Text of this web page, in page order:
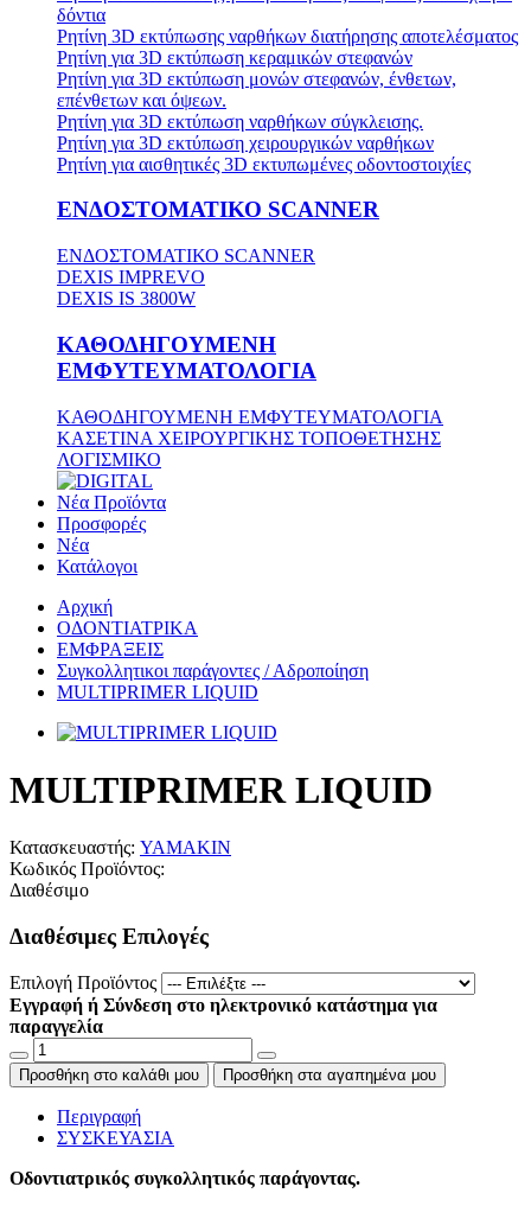
δόντια
Ρητίνη 3D εκτύπωσης ναρθήκων διατήρησης αποτελέσματος
Ρητίνη για 3D εκτύπωση κεραμικών στεφανών
Ρητίνη για 3D εκτύπωση μονών στεφανών, ένθετων,
επένθετων και όψεων.
Ρητίνη για 3D εκτύπωση ναρθήκων σύγκλεισης.
Ρητίνη για 3D εκτύπωση χειρουργικών ναρθήκων
Ρητίνη για αισθητικές 3D εκτυπωμένες οδοντοστοιχίες
ΕΝΔΟΣΤΟΜΑΤΙΚΟ SCANNER
ΕΝΔΟΣΤΟΜΑΤΙΚΟ SCANNER
DEXIS IMPREVO
DEXIS IS 3800W
ΚΑΘΟΔΗΓΟΥΜΕΝΗ
ΕΜΦΥΤΕΥΜΑΤΟΛΟΓΙΑ
ΚΑΘΟΔΗΓΟΥΜΕΝΗ ΕΜΦΥΤΕΥΜΑΤΟΛΟΓΙΑ
ΚΑΣΕΤΙΝΑ ΧΕΙΡΟΥΡΓΙΚΗΣ ΤΟΠΟΘΕΤΗΣΗΣ
ΛΟΓΙΣΜΙΚΟ
Νέα Προϊόντα
Προσφορές
Νέα
Κατάλογοι
Αρχική
ΟΔΟΝΤΙΑΤΡΙΚΑ
ΕΜΦΡΑΞΕΙΣ
Συγκολλητικοι παράγοντες / Αδροποίηση
MULTIPRIMER LIQUID
MULTIPRIMER LIQUID
Κατασκευαστής: YAMAKIN
Κωδικός Προϊόντος:
Διαθέσιμο
Διαθέσιμες Επιλογές
Επιλογή Προϊόντος
Εγγραφή ή Σύνδεση στο ηλεκτρονικό κατάστημα για
παραγγελία
Προσθήκη στο καλάθι μου Προσθήκη στα αγαπημένα μου
Περιγραφή
ΣΥΣΚΕΥΑΣΙΑ
Οδοντιατρικός συγκολλητικός παράγοντας.